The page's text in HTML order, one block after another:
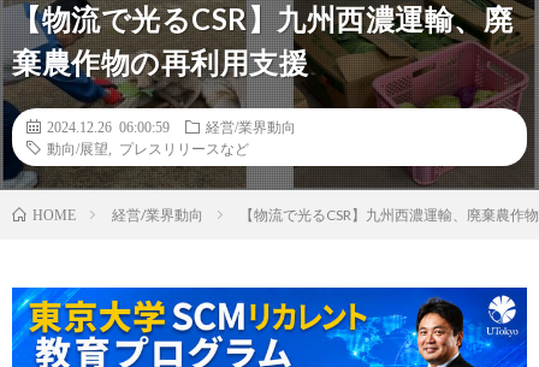
【物流で光るCSR】九州西濃運輸、廃
棄農作物の再利用支援
2024.12.26 06:00:59
経営/業界動向
動向/展望
プレスリリースなど
HOME 経営/業界動向 【物流で光るCSR】九州西濃運輸、廃棄農作